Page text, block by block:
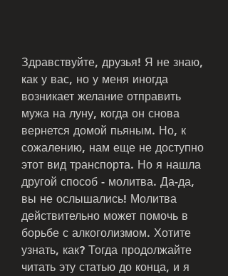
Здравствуйте, друзья! Я не знаю,
как у вас, но у меня иногда
возникает желание отправить
мужа на луну, когда он снова
вернется домой пьяным. Но, к
сожалению, нам еще не доступно
этот вид транспорта. Но я нашла
другой способ - молитва. Да-да,
вы не ослышались! Молитва
действительно может помочь в
борьбе с алкоголизмом. Хотите
узнать, как? Тогда продолжайте
читать эту статью до конца, и я